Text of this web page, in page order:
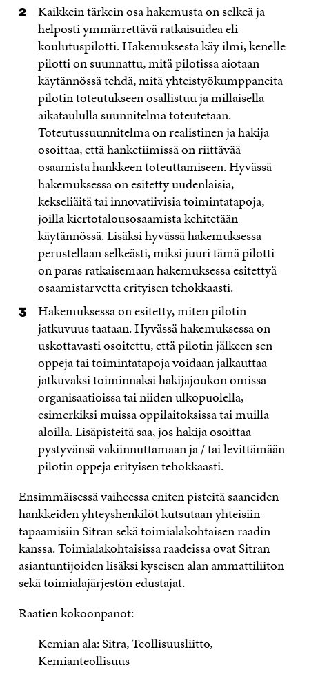
Kaikkein tärkein osa hakemusta on selkeä ja
helposti ymmärrettävä ratkaisuidea eli
koulutuspilotti. Hakemuksesta käy ilmi, kenelle
pilotti on suunnattu, mitä pilotissa aiotaan
käytännössä tehdä, mitä yhteistyökumppaneita
pilotin toteutukseen osallistuu ja millaisella
aikataululla suunnitelma toteutetaan.
Toteutussuunnitelma on realistinen ja hakija
osoittaa, että hanketiimissä on riittävää
osaamista hankkeen toteuttamiseen. Hyvässä
hakemuksessa on esitetty uudenlaisia,
kekseliäitä tai innovatiivisia toimintatapoja,
joilla kiertotalousosaamista kehitetään
käytännössä. Lisäksi hyvässä hakemuksessa
perustellaan selkeästi, miksi juuri tämä pilotti
on paras ratkaisemaan hakemuksessa esitettyä
osaamistarvetta erityisen tehokkaasti.
Hakemuksessa on esitetty, miten pilotin
jatkuvuus taataan. Hyvässä hakemuksessa on
uskottavasti osoitettu, että pilotin jälkeen sen
oppeja tai toimintatapoja voidaan jalkauttaa
jatkuvaksi toiminnaksi hakijajoukon omissa
organisaatioissa tai niiden ulkopuolella,
esimerkiksi muissa oppilaitoksissa tai muilla
aloilla. Lisäpisteitä saa, jos hakija osoittaa
pystyvänsä vakiinnuttamaan ja / tai levittämään
pilotin oppeja erityisen tehokkaasti.
Ensimmäisessä vaiheessa eniten pisteitä saaneiden
hankkeiden yhteyshenkilöt kutsutaan yhteisiin
tapaamisiin Sitran sekä toimialakohtaisen raadin
kanssa. Toimialakohtaisissa raadeissa ovat Sitran
asiantuntijoiden lisäksi kyseisen alan ammattiliiton
sekä toimialajärjestön edustajat.
Raatien kokoonpanot:
Kemian ala: Sitra, Teollisuusliitto,
Kemianteollisuus